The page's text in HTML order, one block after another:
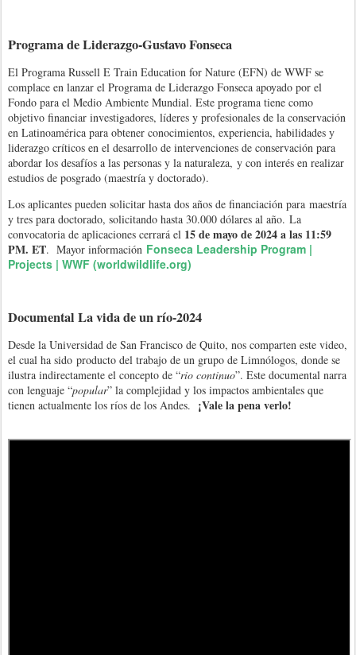
Programa de Liderazgo-Gustavo Fonseca
El Programa Russell E Train Education for Nature (EFN) de WWF se
complace en lanzar el Programa de Liderazgo Fonseca apoyado por el
Fondo para el Medio Ambiente Mundial. Este programa tiene como
objetivo financiar investigadores, líderes y profesionales de la conservación
en Latinoamérica para obtener conocimientos, experiencia, habilidades y
liderazgo críticos en el desarrollo de intervenciones de conservación para
abordar los desafíos a las personas y la naturaleza, y con interés en realizar
estudios de posgrado (maestría y doctorado).
Los aplicantes pueden solicitar hasta dos años de financiación para maestría
y tres para doctorado, solicitando hasta 30.000 dólares al año. La
convocatoria de aplicaciones cerrará el 15 de mayo de 2024 a las 11:59
PM. ET. Mayor información Fonseca Leadership Program |
Projects | WWF (worldwildlife.org)
Documental La vida de un río-2024
Desde la Universidad de San Francisco de Quito, nos comparten este video,
el cual ha sido producto del trabajo de un grupo de Limnólogos, donde se
ilustra indirectamente el concepto de “rio continuo”. Este documental narra
con lenguaje “popular” la complejidad y los impactos ambientales que
tienen actualmente los ríos de los Andes. ¡Vale la pena verlo!